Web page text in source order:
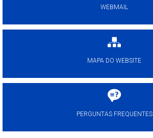
WEBMAIL
MAPA DO WEBSITE
PERGUNTAS FREQUENTES